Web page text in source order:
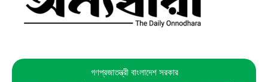
গণপ্রজাতন্ত্রী বাংলাদেশ সরকার